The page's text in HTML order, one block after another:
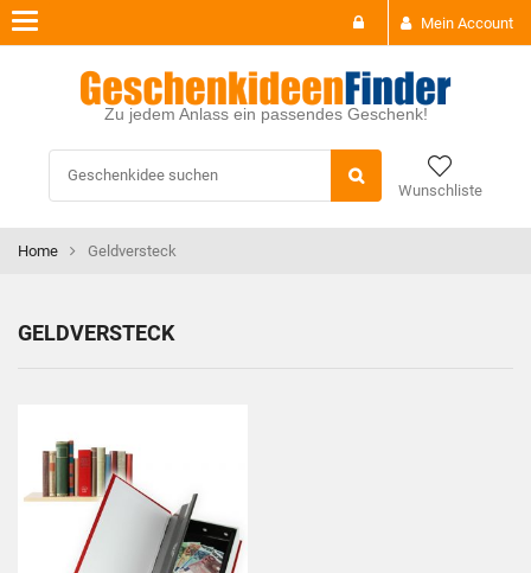
Mein Account
Zu jedem Anlass ein passendes Geschenk!
Wunschliste
Toggle
navigation
Home Geldversteck
GELDVERSTECK